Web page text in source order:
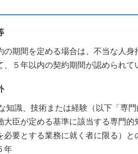
期間を定める場合は、不当な人身
、５年以内の契約期間が認められて
知識、技術または経験（以下「専
大臣が定める基準に該当する専門
必要とする業務に就く者に限る）と
年